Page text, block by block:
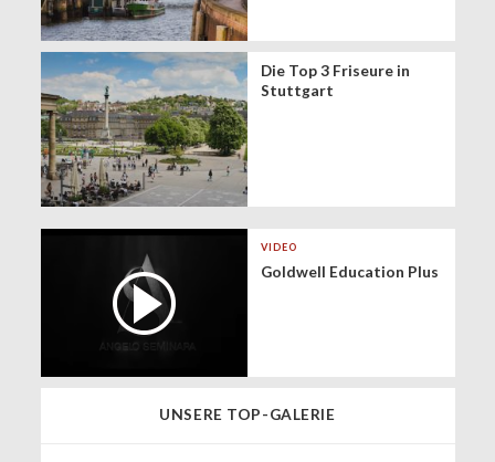
Die Top 3 Friseure in
Stuttgart
VIDEO
Goldwell Education Plus
UNSERE TOP-GALERIE